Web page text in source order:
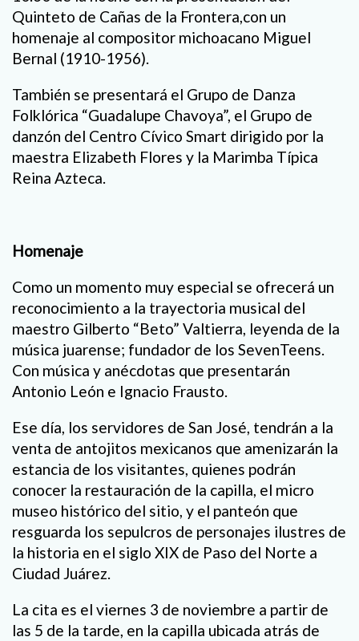
Quinteto de Cañas de la Frontera,con un
homenaje al compositor michoacano Miguel
Bernal (1910-1956).
También se presentará el Grupo de Danza
Folklórica “Guadalupe Chavoya”, el Grupo de
danzón del Centro Cívico Smart dirigido por la
maestra Elizabeth Flores y la Marimba Típica
Reina Azteca.
Homenaje
Como un momento muy especial se ofrecerá un
reconocimiento a la trayectoria musical del
maestro Gilberto “Beto” Valtierra, leyenda de la
música juarense; fundador de los SevenTeens.
Con música y anécdotas que presentarán
Antonio León e Ignacio Frausto.
Ese día, los servidores de San José, tendrán a la
venta de antojitos mexicanos que amenizarán la
estancia de los visitantes, quienes podrán
conocer la restauración de la capilla, el micro
museo histórico del sitio, y el panteón que
resguarda los sepulcros de personajes ilustres de
la historia en el siglo XIX de Paso del Norte a
Ciudad Juárez.
La cita es el viernes 3 de noviembre a partir de
las 5 de la tarde, en la capilla ubicada atrás de